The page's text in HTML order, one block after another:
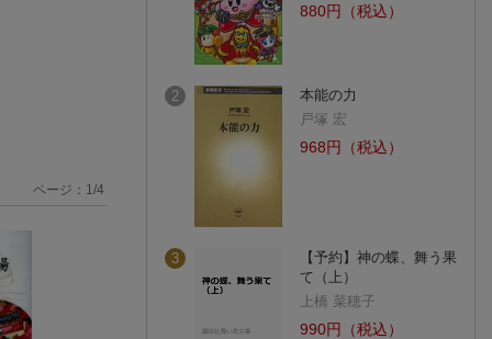
ページ： 1 /4
880円（税込）
2
本能の力
戸塚 宏
968円（税込）
3
【予約】神の蝶、舞う果
て（上）
上橋 菜穂子
990円（税込）